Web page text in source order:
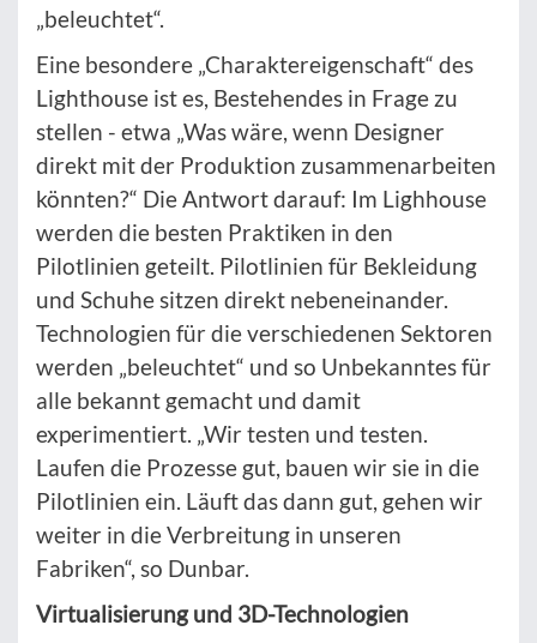
„beleuchtet“.
Eine besondere „Charaktereigenschaft“ des
Lighthouse ist es, Bestehendes in Frage zu
stellen - etwa „Was wäre, wenn Designer
direkt mit der Produktion zusammenarbeiten
könnten?“ Die Antwort darauf: Im Lighhouse
werden die besten Praktiken in den
Pilotlinien geteilt. Pilotlinien für Bekleidung
und Schuhe sitzen direkt nebeneinander.
Technologien für die verschiedenen Sektoren
werden „beleuchtet“ und so Unbekanntes für
alle bekannt gemacht und damit
experimentiert. „Wir testen und testen.
Laufen die Prozesse gut, bauen wir sie in die
Pilotlinien ein. Läuft das dann gut, gehen wir
weiter in die Verbreitung in unseren
Fabriken“, so Dunbar.
Virtualisierung und 3D-Technologien